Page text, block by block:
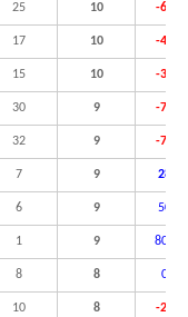
25 10 -
17 10 -
15 10 -
30 9 -
32 9 -
7 9
6 9
1 9
8 8 0,0%
10 8 -